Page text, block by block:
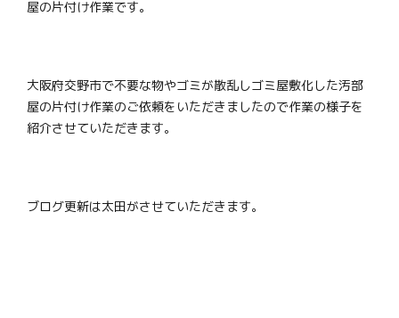
屋の片付け作業です。
大阪府交野市で不要な物やゴミが散乱しゴミ屋敷化した汚部
屋の片付け作業のご依頼をいただきましたので作業の様子を
紹介させていただきます。
ブログ更新は太田がさせていただきます。